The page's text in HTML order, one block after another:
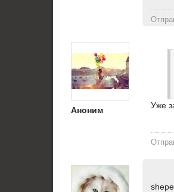
Аноним
Уже